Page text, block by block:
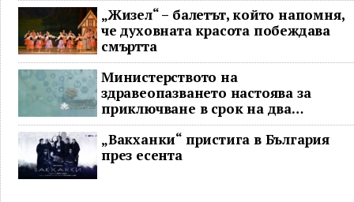
„Жизел“ – балетът, който напомня,
че духовната красота побеждава
смъртта
Министерството на
здравеопазването настоява за
приключване в срок на два
ключови строителни проекта
„Вакханки“ пристига в България
през есента